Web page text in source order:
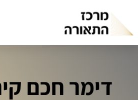
דימר חכם